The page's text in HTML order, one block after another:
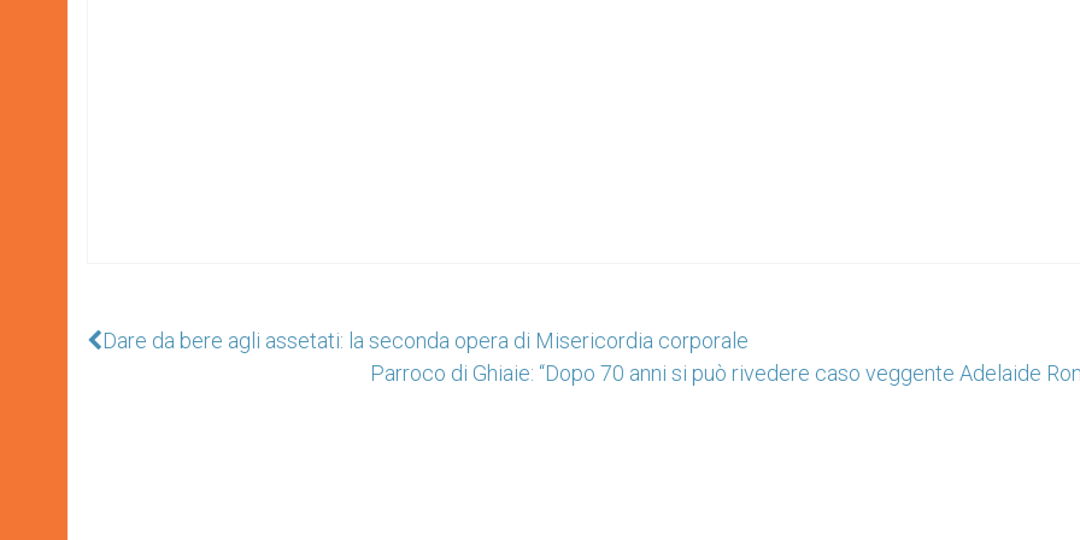
Dare da bere agli assetati: la seconda opera di Misericordia corporale
Parroco di Ghiaie: “Dopo 70 anni si può rivedere caso veggente Adelaide